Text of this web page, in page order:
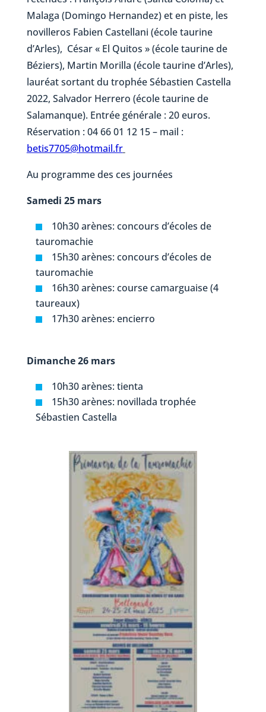
Malaga (Domingo Hernandez) et en piste, les
novilleros Fabien Castellani (école taurine
d’Arles), César « El Quitos » (école taurine de
Béziers), Martin Morilla (école taurine d’Arles),
lauréat sortant du trophée Sébastien Castella
2022, Salvador Herrero (école taurine de
Salamanque). Entrée générale : 20 euros.
Réservation : 04 66 01 12 15 – mail :
betis7705@hotmail.fr
Au programme des ces journées
Samedi 25 mars
10h30 arènes: concours d’écoles de
tauromachie
15h30 arènes: concours d’écoles de
tauromachie
16h30 arènes: course camarguaise (4
taureaux)
17h30 arènes: encierro
Dimanche 26 mars
10h30 arènes: tienta
15h30 arènes: novillada trophée
Sébastien Castella